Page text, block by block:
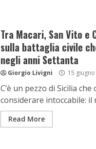
Tra Macari, San Vito
sulla battaglia civile
negli anni Settanta
Giorgio Livigni 15
C’è un pezzo di Sicilia
considerare intoccabile: il
Read More